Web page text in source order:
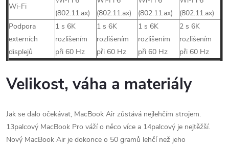
Wi-Fi
(802.11.ax)
(802.11.ax)
(802.11.ax)
(802.11.ax)
Podpora
externích
displejů
1 s 6K
rozlišením
při 60 Hz
1 s 6K
rozlišením
při 60 Hz
1 s 6K
rozlišením
při 60 Hz
2 s 6K
rozlišením
při 60 Hz
Velikost, váha a materiály
Jak se dalo očekávat, MacBook Air zůstává nejlehčím strojem.
13palcový MacBook Pro váží o něco více a 14palcový je nejtěžší.
Nový MacBook Air je dokonce o 50 gramů lehčí než jeho